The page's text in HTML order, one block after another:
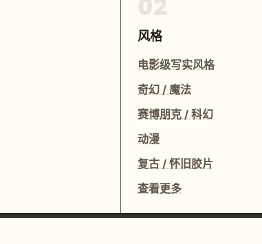
风格
电影级写实风格
奇幻 / 魔法
赛博朋克 / 科幻
动漫
复古 / 怀旧胶片
查看更多